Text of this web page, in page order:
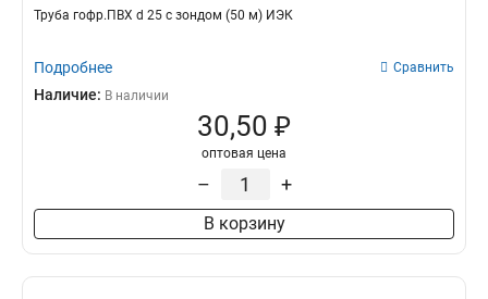
Труба гофр.ПВХ d 25 с зондом (50 м) ИЭК
Подробнее Сравнить
Наличие: В наличии
30,50 ₽
оптовая цена
– +
В корзину